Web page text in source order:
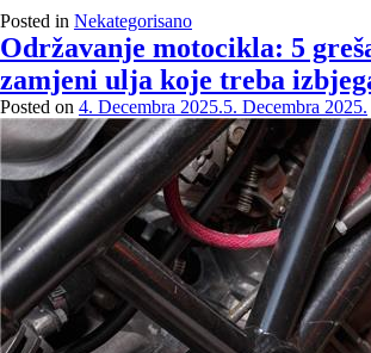
Posted in Nekategorisano
Održavanje motocikla: 5
zamjeni ulja koje treba
Posted on 4. Decembra 2025.5. Decembra 2025.